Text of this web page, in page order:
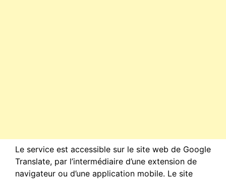
Le service est accessible sur le site web de Google
Translate, par l’intermédiaire d’une extension de
navigateur ou d’une application mobile. Le site